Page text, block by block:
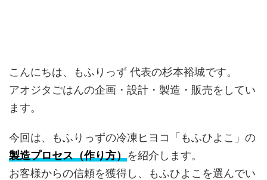
こんにちは、もふりっず 代表の杉本裕城です。
アオジタごはんの企画・設計・製造・販売をしてい
ます。
今回は、もふりっずの冷凍ヒヨコ「もふひよこ」の
製造プロセス（作り方）を紹介します。
お客様からの信頼を獲得し、もふひよこを選んでい